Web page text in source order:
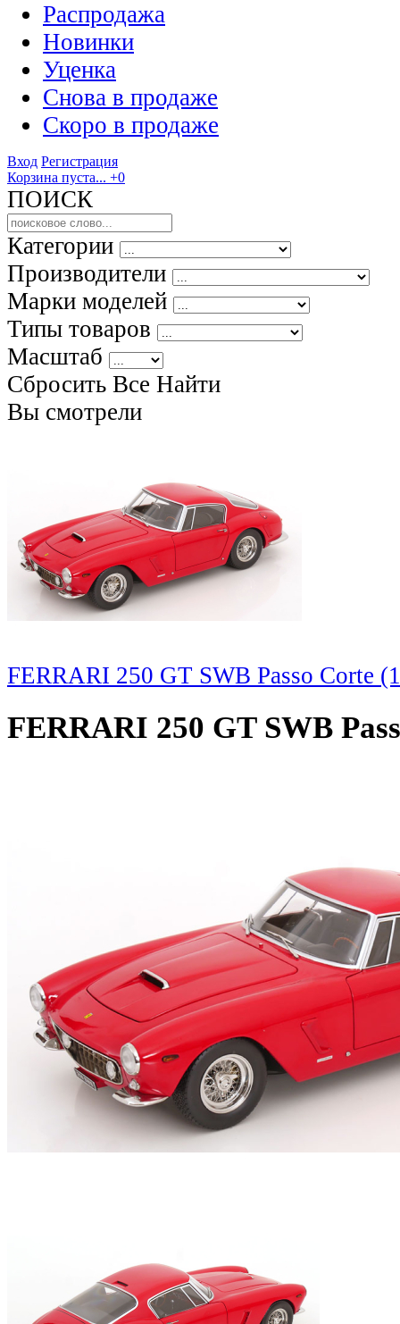
Распродажа
Новинки
Уценка
Снова в продаже
Скоро в продаже
Вход Регистрация
Корзина пуста... +0
ПОИСК
Категории
Производители
Марки моделей
Типы товаров
Масштаб
Сбросить Все Найти
Вы смотрели
FERRARI 250 GT SWB Passo Corte
FERRARI 250 GT SWB